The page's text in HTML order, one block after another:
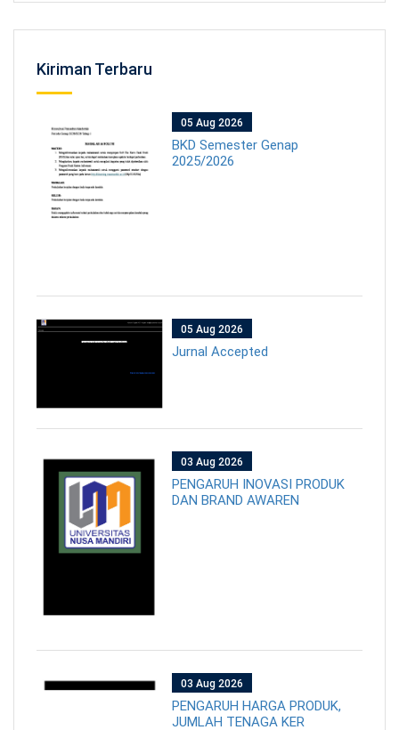
Kiriman Terbaru
05 Aug 2026
BKD Semester Genap
2025/2026
05 Aug 2026
Jurnal Accepted
03 Aug 2026
PENGARUH INOVASI PRODUK
DAN BRAND AWAREN
03 Aug 2026
PENGARUH HARGA PRODUK,
JUMLAH TENAGA KER